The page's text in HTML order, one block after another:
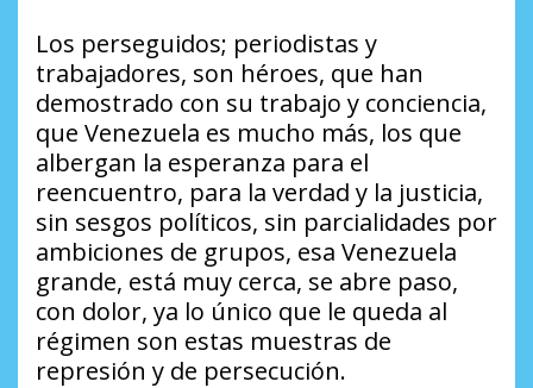
Los perseguidos; periodistas y
trabajadores, son héroes, que han
demostrado con su trabajo y conciencia,
que Venezuela es mucho más, los que
albergan la esperanza para el
reencuentro, para la verdad y la justicia,
sin sesgos políticos, sin parcialidades por
ambiciones de grupos, esa Venezuela
grande, está muy cerca, se abre paso,
con dolor, ya lo único que le queda al
régimen son estas muestras de
represión y de persecución.